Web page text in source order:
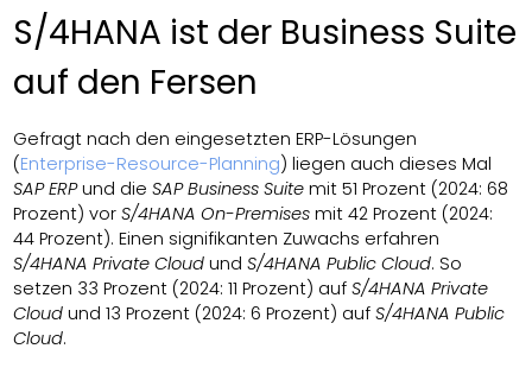
S/4HANA ist der Business Suite
auf den Fersen
Gefragt nach den eingesetzten ERP-Lösungen
(Enterprise-Resource-Planning) liegen auch dieses Mal
SAP ERPund dieSAP Business Suite mit 51 Prozent (2024: 68
Prozent) vorS/4HANA On-Premises mit 42 Prozent (2024:
44 Prozent). Einen signifikanten Zuwachs erfahren
S/4HANA Private Cloud undS/4HANA Public Cloud. So
setzen 33 Prozent (2024: 11 Prozent) aufS/4HANA Private
Cloud und 13 Prozent (2024: 6 Prozent) aufS/4HANA Public
Cloud.